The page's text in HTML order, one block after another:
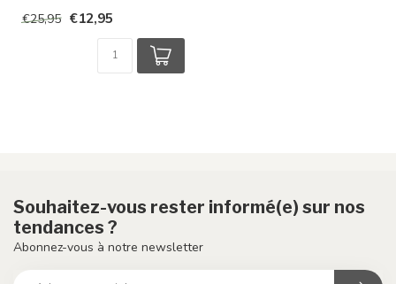
€25,95 €12,95
Souhaitez-vous rester informé(e) sur nos
tendances ?
Abonnez-vous à notre newsletter